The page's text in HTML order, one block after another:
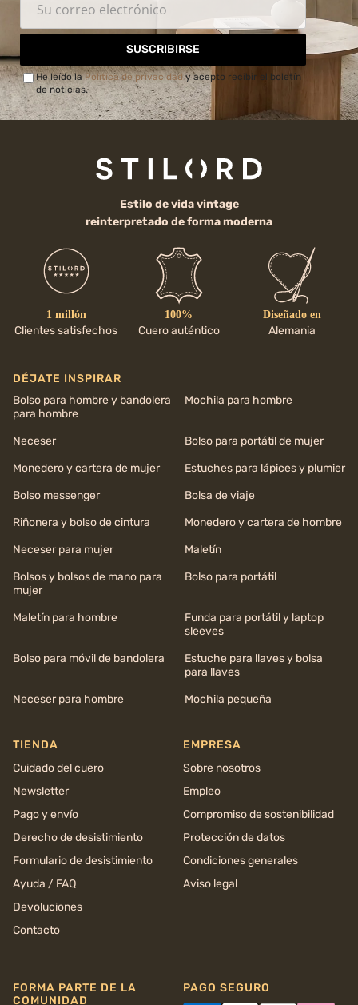
SUSCRIBIRSE
He leído laPolítica de privacidady acepto recibir el boletín
de noticias.
Estilo de vida vintage
reinterpretado de forma moderna
1 millón
Clientes satisfechos
100%
Cuero auténtico
Diseñado en
Alemania
DÉJATE INSPIRAR
Bolso para hombre y bandolera
para hombre
Mochila para hombre
Neceser
Bolso para portátil de mujer
Monedero y cartera de mujer
Estuches para lápices y plumier
Bolso messenger
Bolsa de viaje
Riñonera y bolso de cintura
Monedero y cartera de hombre
Neceser para mujer
Maletín
Bolsos y bolsos de mano para
mujer
Bolso para portátil
Maletín para hombre
Funda para portátil y laptop
sleeves
Bolso para móvil de bandolera
Estuche para llaves y bolsa
para llaves
Neceser para hombre
Mochila pequeña
TIENDA
Cuidado del cuero
Newsletter
Pago y envío
Derecho de desistimiento
Formulario de desistimiento
Ayuda / FAQ
Devoluciones
Contacto
EMPRESA
Sobre nosotros
Empleo
Compromiso de sostenibilidad
Protección de datos
Condiciones generales
Aviso legal
FORMA PARTE DE LA
COMUNIDAD
PAGO SEGURO